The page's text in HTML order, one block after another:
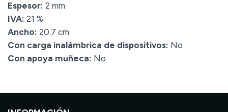
Espesor: 2 mm
IVA: 21 %
Ancho: 20.7 cm
Con carga inalámbrica de dispositivos: No
Con apoya muñeca: No